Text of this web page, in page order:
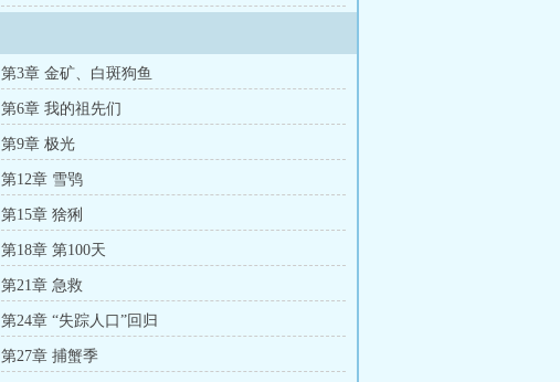
第3章 金矿、白斑狗鱼
第6章 我的祖先们
第9章 极光
第12章 雪鸮
第15章 猞猁
第18章 第100天
第21章 急救
第24章 “失踪人口”回归
第27章 捕蟹季